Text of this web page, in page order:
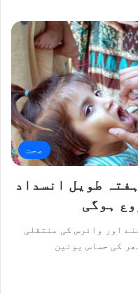
صحت
طویل انسداد
ہوگی
اور وائرس کی منتقلی
کی حساس یونین